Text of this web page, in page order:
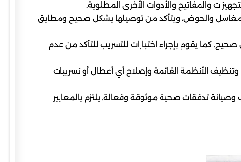
والمفاتيح والأدوات الأخرى المطلوبة.
والحوض، ويتأكد من توصيلها بشكل صحيح ومطابق
كما يقوم بإجراء اختبارات للتسريب للتأكد من عدم
وتنظيف الأنظمة القائمة وإصلاح أي أعطال أو تسريبات
تدفقات صحية موثوقة وفعالة. يلتزم بالمعايير